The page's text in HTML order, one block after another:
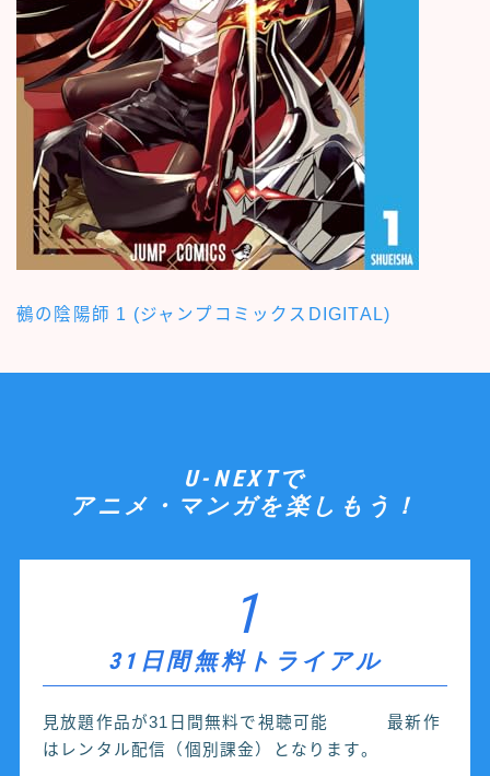
鵺の陰陽師 1 (ジャンプコミックスDIGITAL)
U-NEXTで
アニメ・マンガを楽しもう！
1
31日間無料トライアル
見放題作品が31日間無料で視聴可能 最新作
はレンタル配信（個別課金）となります。